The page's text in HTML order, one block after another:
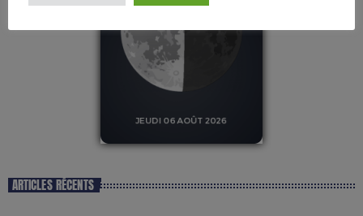
ARTICLES RÉCENTS